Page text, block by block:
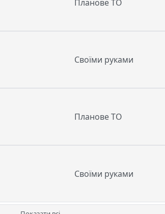
Планове ТО
Своїми руками
Планове ТО
Своїми руками